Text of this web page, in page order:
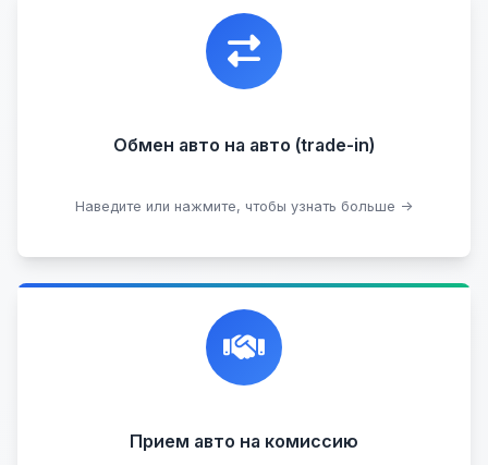
Обмен авто на авто (trade-in)
Наведите или нажмите, чтобы узнать больше →
Уникальная возможность обменять ваш
автомобиль с доплатой, подобрав вам
подходящий вариант.
Подобрать авто
Прием авто на комиссию
Честная и профессиональная экспертиза, реклама,
переговоры с клиентами, подготовка документов,
сопровождение сделки.
Прием битых авто